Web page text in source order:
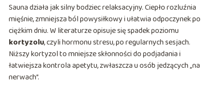
Sauna działa jak silny bodziec relaksacyjny. Ciepło rozluźnia
mięśnie, zmniejsza ból powysiłkowy i ułatwia odpoczynek po
ciężkim dniu. W literaturze opisuje się spadek poziomu
kortyzolu, czyli hormonu stresu, po regularnych sesjach.
Niższy kortyzol to mniejsze skłonności do podjadania i
łatwiejsza kontrola apetytu, zwłaszcza u osób jedzących „na
nerwach”.